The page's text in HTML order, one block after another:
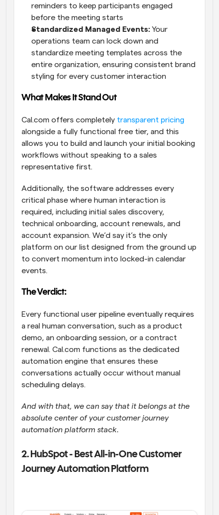
reminders to keep participants engaged
before the meeting starts
Standardized Managed Events: Your
operations team can lock down and
standardize meeting templates across the
entire organization, ensuring consistent brand
styling for every customer interaction
What Makes It Stand Out
Cal.com offers completely transparent pricing
alongside a fully functional free tier, and this
allows you to build and launch your initial booking
workflows without speaking to a sales
representative first.
Additionally, the software addresses every
critical phase where human interaction is
required, including initial sales discovery,
technical onboarding, account renewals, and
account expansion. We’d say it’s the only
platform on our list designed from the ground up
to convert momentum into locked-in calendar
events.
The Verdict:
Every functional user pipeline eventually requires
a real human conversation, such as a product
demo, an onboarding session, or a contract
renewal. Cal.com functions as the dedicated
automation engine that ensures these
conversations actually occur without manual
scheduling delays.
And with that, we can say that it belongs at the
absolute center of your customer journey
automation platform stack.
2. HubSpot - Best All-in-One Customer
Journey Automation Platform